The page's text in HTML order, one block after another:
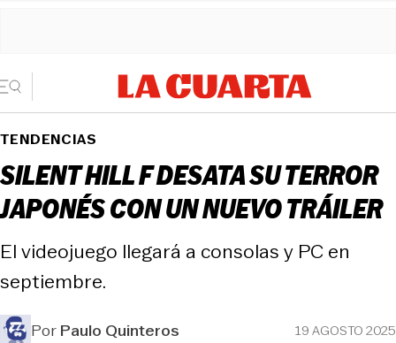
TENDENCIAS
SILENT HILL F DESATA SU TERROR
JAPONÉS CON UN NUEVO TRÁILER
El videojuego llegará a consolas y PC en
septiembre.
PorPaulo Quinteros 19 AGOSTO 2025